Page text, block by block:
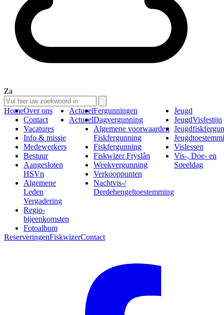
Za
HomeOver ons
Contact
Vacatures
Info & missie
Medewerkers
Bestuur
Aangesloten
HSVn
Algemene
Leden
Vergadering
Regio-
bijeenkomsten
Fotoalbum
Actueel
Actueel
Fergunningen
Dagvergunning
Algemene voorwaarden
Fiskfergunning
Fiskfergunning
Fiskwizer Fryslân
Weekvergunning
Verkooppunten
Nachtvis-/
Derdehengeltoestemming
Jeugd
JeugdVisfestijn
Vislessen
Vis-, Doe- en
Speeldag
ReserveringenFiskwizerContact